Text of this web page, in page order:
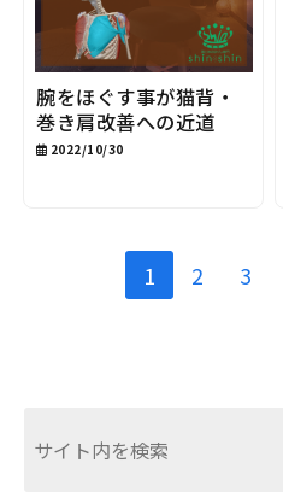
腕をほぐす事が猫背・
巻き肩改善への近道
2022/10/30
1 2 3